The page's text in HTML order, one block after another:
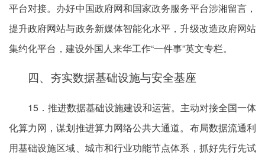
平台对接。办好中国政府网和国家政务服务平台涉湘留言，
提升政府网站与政务新媒体智能化水平，升级改造政府网站
集约化平台，建设外国人来华工作“一件事”英文专栏。
四、夯实数据基础设施与安全基座
15．推进数据基础设施建设和运营。主动对接全国一体
化算力网，谋划推进算力网络公共大通道。布局数据流通利
用基础设施区域、城市和行业功能节点体系，抓好先行先试